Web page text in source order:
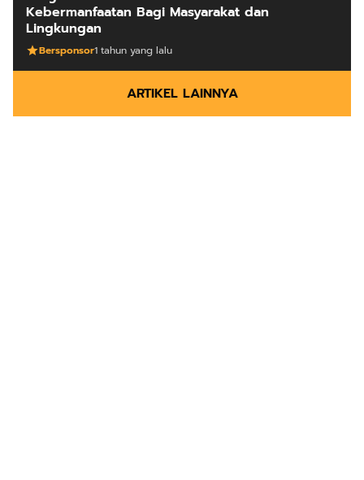
Kebermanfaatan Bagi Masyarakat dan
Lingkungan
Bersponsor1 tahun yang lalu
ARTIKEL LAINNYA